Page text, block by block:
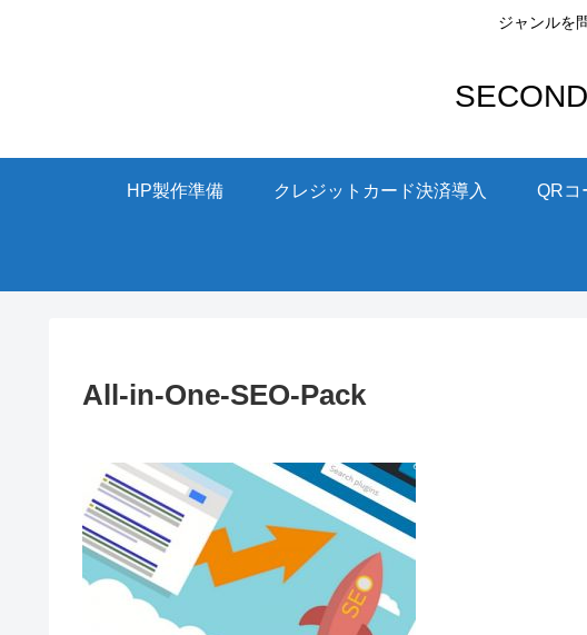
ジャンルを
HP製作準備 クレジットカード決済導入 QRコ
All-in-One-SEO-Pack